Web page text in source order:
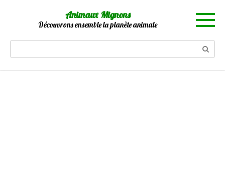
Animaux Mignons
Découvrons ensemble la planète animale